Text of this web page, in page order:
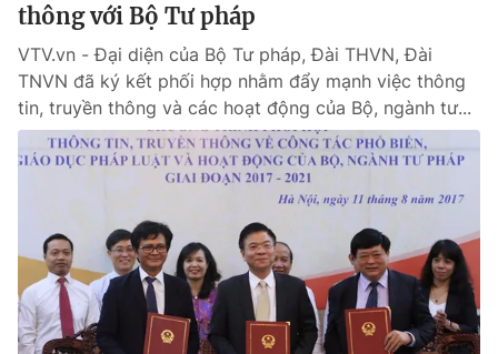
Tổng đài VTV: 024.38 355 931 - 024.38 355 932
Ðiện thoại Thời báo VTV:
024.66 897 897
Email: toasoan@vtv.vn
Liên hệ quảng cáo: 024-7300.7108
thông với Bộ Tư pháp
VTV.vn - Đại diện của Bộ Tư pháp, Đài THVN, Đài
TNVN đã ký kết phối hợp nhằm đẩy mạnh việc thông
tin, truyền thông và các hoạt động của Bộ, ngành tư...